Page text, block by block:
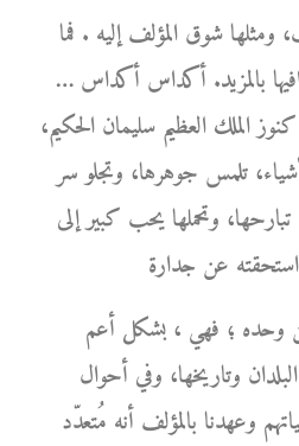
شوق المؤلف إليه . فما
بالمزيد. أكداس أكداس …
الملك العظيم سليمان الحكيم،
تلمس جوهرها، وتجلو سر
وتحملها يحب كبير إلى
وحده ؛ فهي ، بشكل أعم
وتاريخها، وفي أحوال
وعهدنا بالمؤلف أنه مُتعدّد